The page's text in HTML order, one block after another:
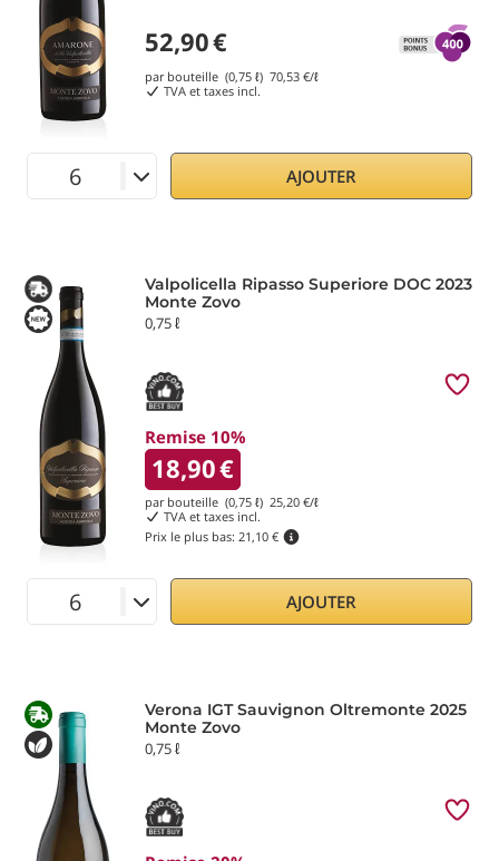
52,90€
par bouteille (0,75 ℓ) 70,53 €/ℓ
TVA et taxes incl.
AJOUTER
Valpolicella Ripasso Superiore DOC 2023
Monte Zovo
0,75 ℓ
Remise 10%
18,90€
par bouteille (0,75 ℓ) 25,20 €/ℓ
TVA et taxes incl.
Prix le plus bas: 21,10 €
AJOUTER
Verona IGT Sauvignon Oltremonte 2025
Monte Zovo
0,75 ℓ